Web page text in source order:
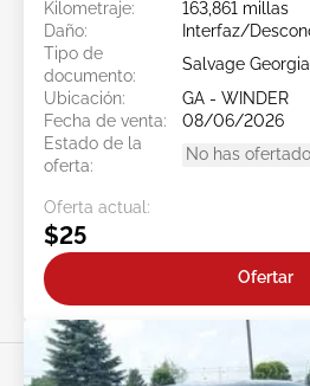
Kilometraje:
163,861 millas
Daño:
Interfaz/
Tipo de
documento:
Salvage Georgia
Ubicación:
GA - WINDER
Fecha de venta:
08/06/2026
Estado de la
oferta:
No has ofertado
Oferta actual:
$25
Ofertar